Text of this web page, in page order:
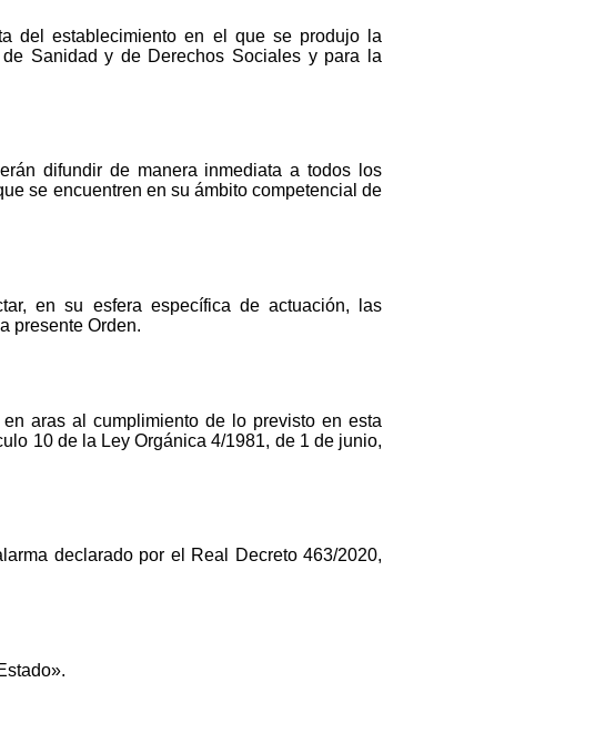
del establecimiento en el que se produjo la
Sanidad y de Derechos Sociales y para la
difundir de manera inmediata a todos los
se encuentren en su ámbito competencial de
en su esfera específica de actuación, las
presente Orden.
aras al cumplimiento de lo previsto en esta
10 de la Ley Orgánica 4/1981, de 1 de junio,
declarado por el Real Decreto 463/2020,